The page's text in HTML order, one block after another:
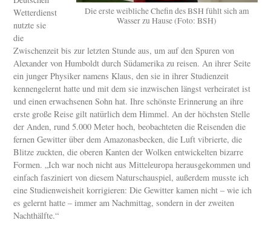
Die erste weibliche Chefin des BSH fühlt sich am
Wasser zu Hause (Foto: BSH)
Wetterdienst
nutzte sie
die
Zwischenzeit bis zur letzten Stunde aus, um auf den Spuren von
Alexander von Humboldt durch Südamerika zu reisen. An ihrer Seite
ein junger Physiker namens Klaus, den sie in ihrer Studienzeit
kennengelernt hatte und mit dem sie inzwischen längst verheiratet ist
und einen erwachsenen Sohn hat. Ihre schönste Erinnerung an ihre
erste große Reise gilt natürlich dem Himmel. An der höchsten Stelle
der Anden, rund 5.000 Meter hoch, beobachteten die Reisenden die
fernen Gewitter über dem Amazonasbecken, die Luft vibrierte, die
Blitze zuckten, die oberen Kanten der Wolken entwickelten bizarre
Formen. „Ich war noch nicht aus Mitteleuropa herausgekommen und
einfach fasziniert von diesem Naturschauspiel, außerdem musste ich
eine Studienweisheit korrigieren: Die Gewitter kamen nicht – wie ich
es gelernt hatte – immer am Nachmittag, sondern in der zweiten
Nachthälfte.“